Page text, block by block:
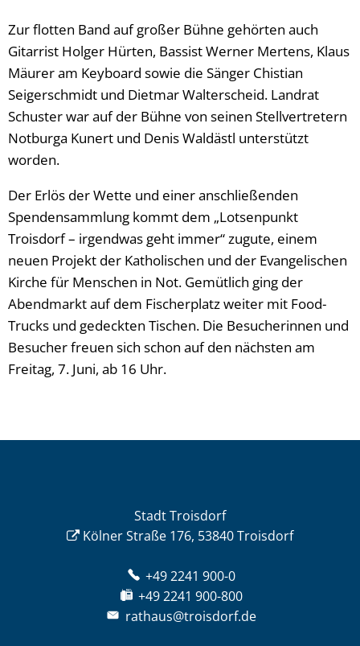
Zur flotten Band auf großer Bühne gehörten auch
Gitarrist Holger Hürten, Bassist Werner Mertens, Klaus
Mäurer am Keyboard sowie die Sänger Chistian
Seigerschmidt und Dietmar Walterscheid. Landrat
Schuster war auf der Bühne von seinen Stellvertretern
Notburga Kunert und Denis Waldästl unterstützt
worden.
Der Erlös der Wette und einer anschließenden
Spendensammlung kommt dem „Lotsenpunkt
Troisdorf – irgendwas geht immer“ zugute, einem
neuen Projekt der Katholischen und der Evangelischen
Kirche für Menschen in Not. Gemütlich ging der
Abendmarkt auf dem Fischerplatz weiter mit Food-
Trucks und gedeckten Tischen. Die Besucherinnen und
Besucher freuen sich schon auf den nächsten am
Freitag, 7. Juni, ab 16 Uhr.
Stadt Troisdorf
Kölner Straße 176, 53840 Troisdorf
+49 2241 900-0
+49 2241 900-800
rathaus@troisdorf.de